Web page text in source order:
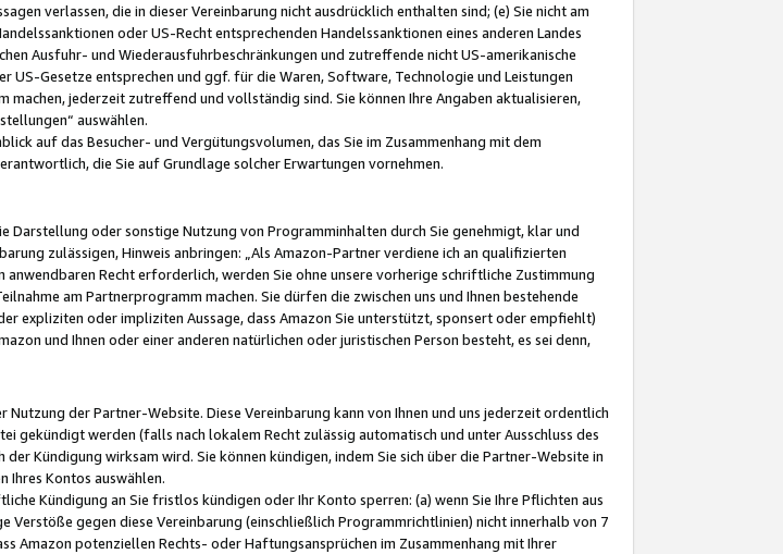
verlassen, die in dieser Vereinbarung nicht ausdrücklich enthalten sind; (e) Sie nicht am
oder US-Recht entsprechenden Handelssanktionen eines anderen Landes
Ausfuhr- und Wiederausfuhrbeschränkungen und zutreffende nicht US-amerikanische
US-Gesetze entsprechen und ggf. für die Waren, Software, Technologie und Leistungen
jederzeit zutreffend und vollständig sind. Sie können Ihre Angaben aktualisieren,
auswählen.
auf das Besucher- und Vergütungsvolumen, das Sie im Zusammenhang mit dem
die Sie auf Grundlage solcher Erwartungen vornehmen.
Darstellung oder sonstige Nutzung von Programminhalten durch Sie genehmigt, klar und
zulässigen, Hinweis anbringen: „Als Amazon-Partner verdiene ich an qualifizierten
anwendbaren Recht erforderlich, werden Sie ohne unsere vorherige schriftliche Zustimmung
am Partnerprogramm machen. Sie dürfen die zwischen uns und Ihnen bestehende
expliziten oder impliziten Aussage, dass Amazon Sie unterstützt, sponsert oder empfiehlt)
und Ihnen oder einer anderen natürlichen oder juristischen Person besteht, es sei denn,
der Partner-Website. Diese Vereinbarung kann von Ihnen und uns jederzeit ordentlich
gekündigt werden (falls nach lokalem Recht zulässig automatisch und unter Ausschluss des
Kündigung wirksam wird. Sie können kündigen, indem Sie sich über die Partner-Website in
Ihres Kontos auswählen.
Kündigung an Sie fristlos kündigen oder Ihr Konto sperren: (a) wenn Sie Ihre Pflichten aus
gegen diese Vereinbarung (einschließlich Programmrichtlinien) nicht innerhalb von 7
Amazon potenziellen Rechts- oder Haftungsansprüchen im Zusammenhang mit Ihrer